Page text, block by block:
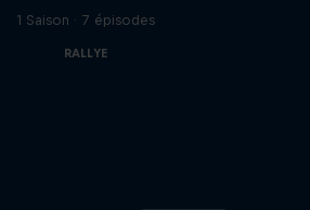
1 Saison · 7 épisodes
RALLYE